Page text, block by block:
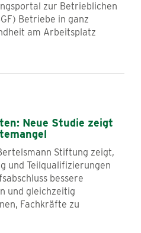
zur Betrieblichen
Betriebe in ganz
am Arbeitsplatz
Neue Studie zeigt
Stiftung zeigt,
und Teilqualifizierungen
bessere
und gleichzeitig
Fachkräfte zu